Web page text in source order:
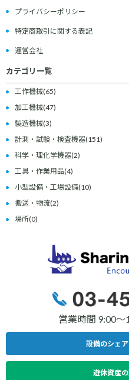
営業時間 9:00〜
設備のシェ
遊休資産
プライバシーポリシー
特定商取引に関する表記
運営会社
カテゴリ一覧
工作機械(65)
加工機械(47)
製造機械(3)
計測・試験・検査機器(151)
科学・理化学機器(2)
工具・作業用品(4)
小型設備・工場設備(10)
搬送・物流(2)
場所(0)